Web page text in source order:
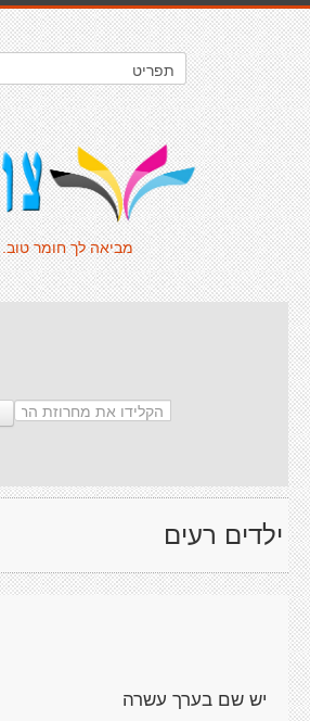
מביאה לך חומר טוב.
ילדים רעים
יש שם בערך עשרה